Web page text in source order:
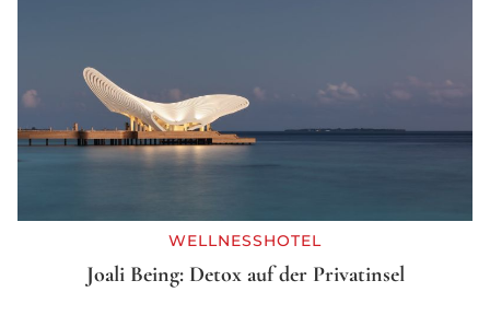
WELLNESSHOTEL
Joali Being: Detox auf der Privatinsel